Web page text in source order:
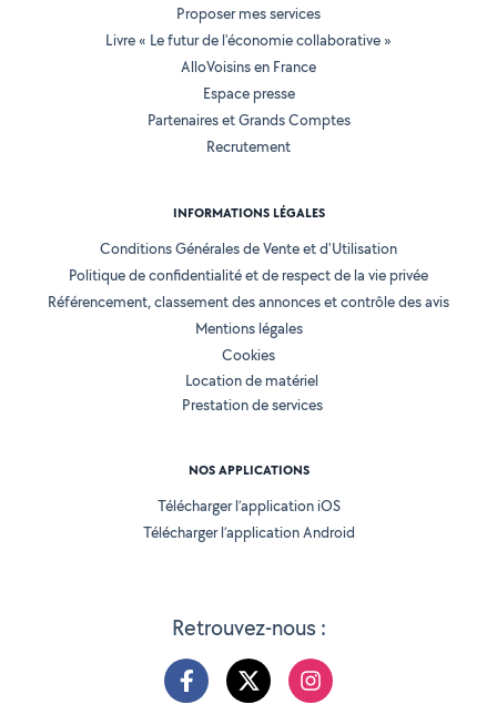
Retrouvez-nous :
Proposer mes services
Livre « Le futur de l'économie collaborative »
AlloVoisins en France
Espace presse
Partenaires et Grands Comptes
Recrutement
INFORMATIONS LÉGALES
Conditions Générales de Vente et d'Utilisation
Politique de confidentialité et de respect de la vie privée
Référencement, classement des annonces et contrôle des avis
Mentions légales
Cookies
Location de matériel
Prestation de services
NOS APPLICATIONS
Télécharger l’application iOS
Télécharger l’application Android